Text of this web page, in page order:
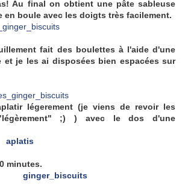
Au final on obtient une pâte sableuse
en boule avec les doigts très facilement.
fait des boulettes à l'aide d'une
et je les ai disposées bien espacées sur
légerement (je viens de revoir les
"légèrement" ;) ) avec le dos d'une
minutes.